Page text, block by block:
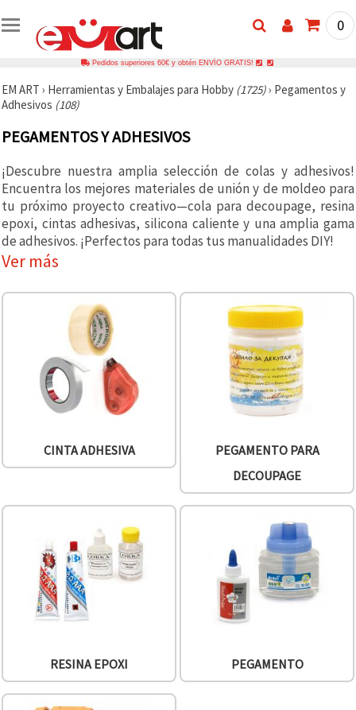
0
Pedidos superiores 60€ y obtén ENVÍO GRATIS!
EM ART › Herramientas y Embalajes para Hobby (1725)› Pegamentos y
Adhesivos (108)
PEGAMENTOS Y ADHESIVOS
¡Descubre nuestra amplia selección de colas y adhesivos!
Encuentra los mejores materiales de unión y de moldeo para
tu próximo proyecto creativo—cola para decoupage, resina
epoxi, cintas adhesivas, silicona caliente y una amplia gama
de adhesivos. ¡Perfectos para todas tus manualidades DIY!
Ver más
CINTA ADHESIVA
PEGAMENTO PARA
DECOUPAGE
RESINA EPOXI PEGAMENTO